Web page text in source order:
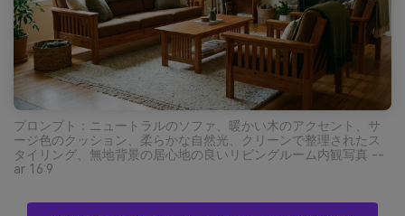
プロンプト：ニュートラルのソファ、暖かい木のアクセント、サ
ージ色のクッション、柔らかな自然光、クリーンで整理されたス
タイリング、無地背景の居心地の良いリビングルーム内観写真 --
ar 16:9